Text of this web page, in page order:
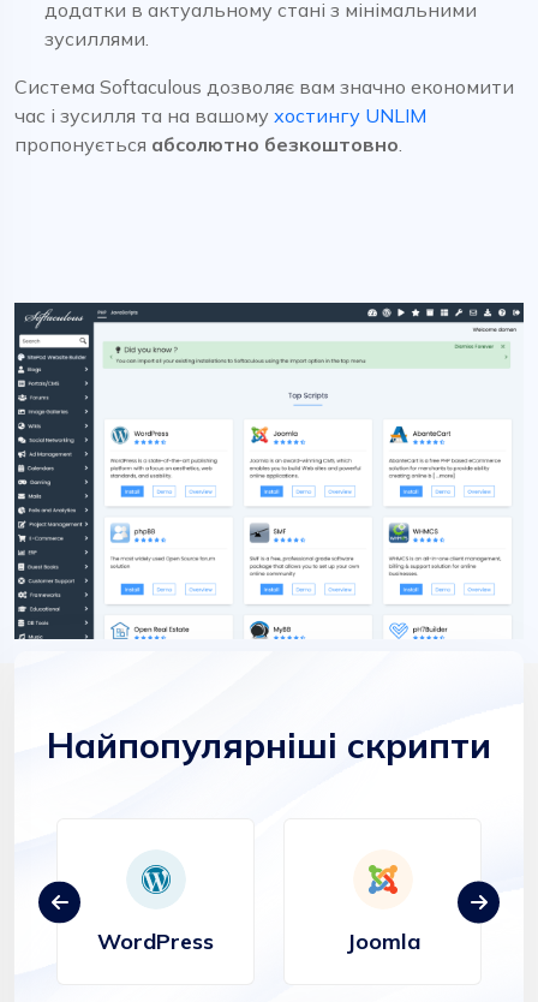
додатки в актуальному стані з мінімальними
зусиллями.
Система Softaculous дозволяє вам значно економити
час і зусилля та на вашому хостингу UNLIM
пропонується абсолютно безкоштовно
Найпопулярніші скрипти
WordPress Joomla